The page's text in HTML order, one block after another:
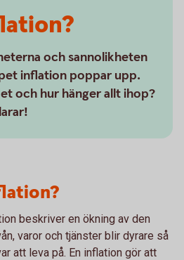
och sannolikheten
inflation poppar upp.
och hur hänger allt ihop?
beskriver en ökning av den
varor och tjänster blir dyrare så
att leva på. En inflation gör att